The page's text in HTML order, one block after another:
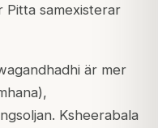
Pitta samexisterar
är mer
Ksheerabala